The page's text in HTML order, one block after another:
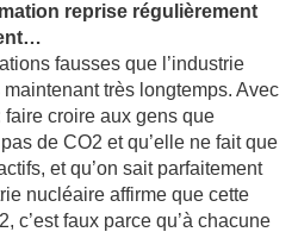
reprise régulièrement
fausses que l’industrie
très longtemps. Avec
croire aux gens que
de CO2 et qu’elle ne fait que
et qu’on sait parfaitement
nucléaire affirme que cette
c’est faux parce qu’à chacune